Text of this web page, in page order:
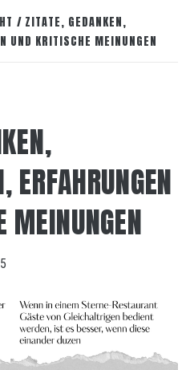
ZITATE, GEDANKEN,
UND KRITISCHE MEINUNGEN
ERFAHRUNGEN
MEINUNGEN